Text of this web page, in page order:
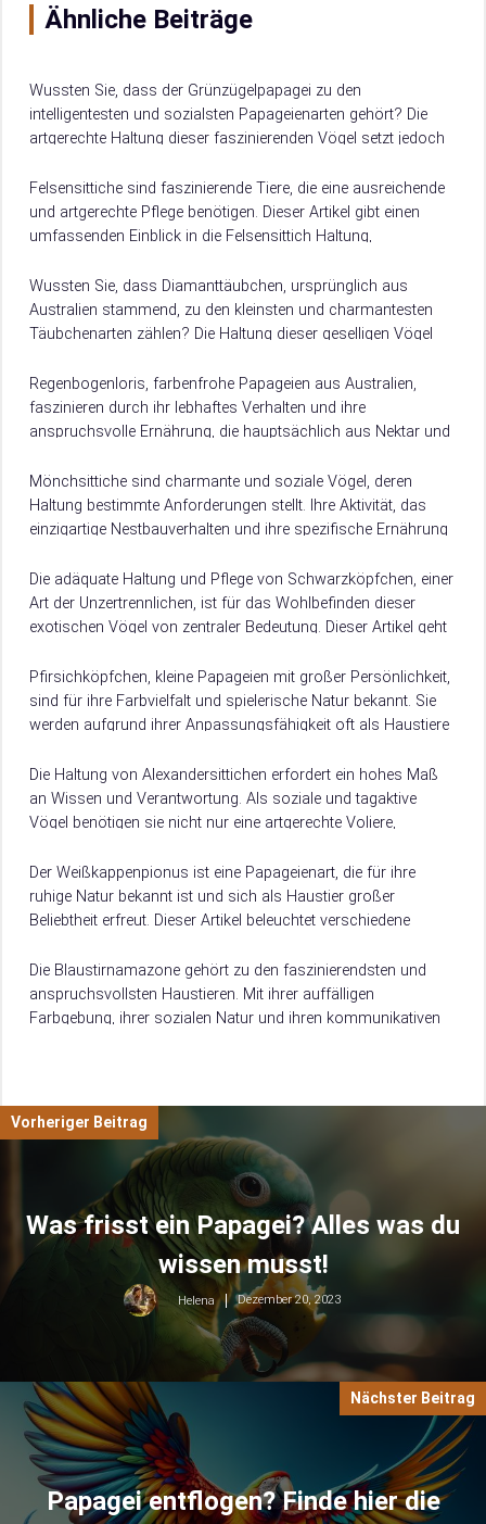
Ähnliche Beiträge
Wussten Sie, dass der Grünzügelpapagei zu den
intelligentesten und sozialsten Papageienarten gehört? Die
artgerechte Haltung dieser faszinierenden Vögel setzt jedoch
umfassenden Einblick…
Felsensittiche sind faszinierende Tiere, die eine ausreichende
und artgerechte Pflege benötigen. Dieser Artikel gibt einen
umfassenden Einblick in die Felsensittich Haltung,
Lebensraum, Anforderungen an ihre…
Wussten Sie, dass Diamanttäubchen, ursprünglich aus
Australien stammend, zu den kleinsten und charmantesten
Täubchenarten zählen? Die Haltung dieser geselligen Vögel
Volierengestaltung, Ernährung und…
Regenbogenloris, farbenfrohe Papageien aus Australien,
faszinieren durch ihr lebhaftes Verhalten und ihre
anspruchsvolle Ernährung, die hauptsächlich aus Nektar und
besondere Anforderungen stellt,…
Mönchsittiche sind charmante und soziale Vögel, deren
Haltung bestimmte Anforderungen stellt. Ihre Aktivität, das
einzigartige Nestbauverhalten und ihre spezifische Ernährung
rechtliche und ethische Überlegungen bei…
Die adäquate Haltung und Pflege von Schwarzköpfchen, einer
Art der Unzertrennlichen, ist für das Wohlbefinden dieser
exotischen Vögel von zentraler Bedeutung. Dieser Artikel geht
Pfirsichköpfchen, kleine Papageien mit großer Persönlichkeit,
sind für ihre Farbvielfalt und spielerische Natur bekannt. Sie
werden aufgrund ihrer Anpassungsfähigkeit oft als Haustiere
Kenntnisse….
Die Haltung von Alexandersittichen erfordert ein hohes Maß
an Wissen und Verantwortung. Als soziale und tagaktive
Vögel benötigen sie nicht nur eine artgerechte Voliere,
Der Weißkappenpionus ist eine Papageienart, die für ihre
ruhige Natur bekannt ist und sich als Haustier großer
Beliebtheit erfreut. Dieser Artikel beleuchtet verschiedene
Ernährung…
Die Blaustirnamazone gehört zu den faszinierendsten und
anspruchsvollsten Haustieren. Mit ihrer auffälligen
Farbgebung, ihrer sozialen Natur und ihren kommunikativen
Vorheriger Beitrag
Was frisst ein Papagei? Alles was du
wissen musst!
Helena Dezember 20, 2023
Nächster Beitrag
Papagei entflogen? Finde hier die